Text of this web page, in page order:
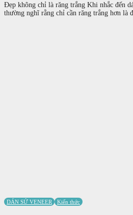
Đẹp không chỉ là răng trắng Khi nhắc đến
thường nghĩ rằng chỉ cần răng trắng hơn là
DÁN SỨ VENEER Kiến thức